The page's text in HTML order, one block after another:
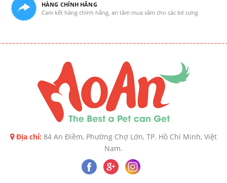
HÀNG CHÍNH HÃNG
Cam kết hàng chính hãng, an tâm mua sắm cho các bé cưng
Địa chỉ: 84 An Điềm, Phường Chợ Lớn, TP. Hồ Chí Minh, Việt
Nam.